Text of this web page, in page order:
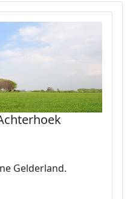
Gelderland.